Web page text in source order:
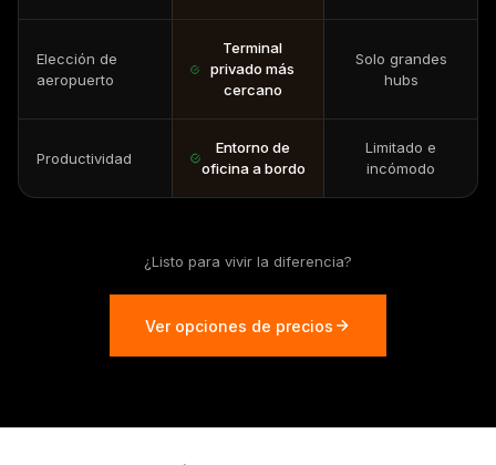
Elección de
aeropuerto
Terminal
privado más
cercano
Solo grandes
hubs
Productividad
Entorno de
oficina a bordo
Limitado e
incómodo
¿Listo para vivir la diferencia?
Ver opciones de precios